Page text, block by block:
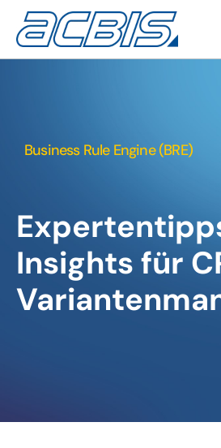
Zum
Inhalt
springen
Business Rule Engine (BRE)
Insights für